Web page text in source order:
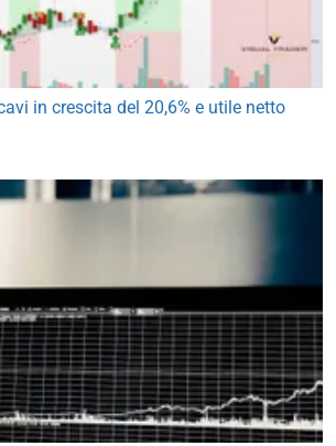
in crescita del 20,6% e utile netto